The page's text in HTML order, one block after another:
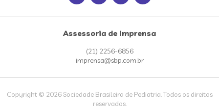
Assessoria de Imprensa
(21) 2256-6856
imprensa@sbp.com.br
Copyright © 2026 Sociedade Brasileira de Pediatria. Todos os direitos
reservados.